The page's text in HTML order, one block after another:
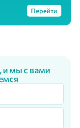
Перейти
и мы с вами